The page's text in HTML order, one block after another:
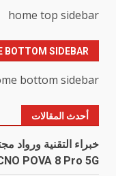
home top sidebar
BOTTOM SIDEBAR
bottom sidebar
أحدث المقالات
خبراء التقنية ورواد
POVA 8 Pro 5G